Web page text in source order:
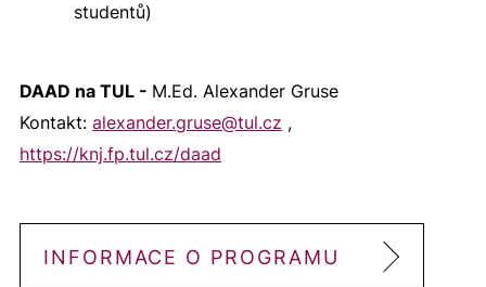
studentů)
DAAD na TUL - M.Ed. Alexander Gruse
Kontakt: alexander.gruse@tul.cz ,
https://knj.fp.tul.cz/daad
INFORMACE O PROGRAMU